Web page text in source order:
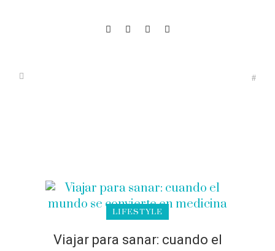
LIFESTYLE
Viajar para sanar: cuando el